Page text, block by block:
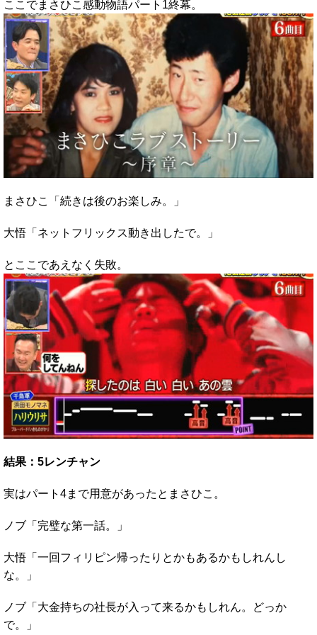
ここでまさひこ感動物語パート1終幕。
まさひこ「続きは後のお楽しみ。」
大悟「ネットフリックス動き出したで。」
とここであえなく失敗。
結果：5レンチャン
実はパート4まで用意があったとまさひこ。
ノブ「完璧な第一話。」
大悟「一回フィリピン帰ったりとかもあるかもしれんし
な。」
ノブ「大金持ちの社長が入って来るかもしれん。どっか
で。」